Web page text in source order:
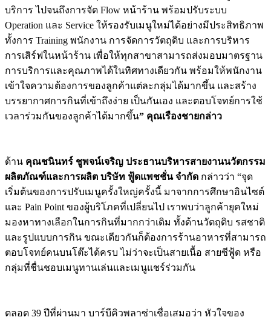
บริการ ไปจนถึงการจัด Flow หน้าร้าน พร้อมปรับระบบ
Operation และ Service ให้รองรับเมนูใหม่ได้อย่างมีประสิทธิภาพ
ทั้งการ Training พนักงาน การจัดการวัตถุดิบ และการบริหาร
การเสิร์ฟในหน้าร้าน เพื่อให้ทุกสาขาสามารถส่งมอบมาตรฐาน
การบริการและคุณภาพได้ในทิศทางเดียวกัน พร้อมให้พนักงาน
เข้าใจความต้องการของลูกค้าแต่ละกลุ่มได้มากขึ้น และสร้าง
บรรยากาศการกินที่เข้าถึงง่าย เป็นกันเอง และตอบโจทย์การใช้
เวลาร่วมกันของลูกค้าได้มากขึ้น” คุณเรืองชายกล่าว
ด้าน คุณชนินทร์ ชูพจน์เจริญ ประธานบริหารสายงานนวัตกรรม
ผลิตภัณฑ์และการผลิต บริษัท ฟู้ดแพชชั่น จำกัด กล่าวว่า “จุด
เริ่มต้นของการปรับเมนูครั้งใหญ่ครั้งนี้ มาจากการศึกษาอินไซต์
และ Pain Point ของผู้บริโภคที่เปลี่ยนไป เราพบว่าลูกค้ายุคใหม่
มองหาทางเลือกในการกินที่มากกว่าเดิม ทั้งด้านวัตถุดิบ รสชาติ
และรูปแบบการกิน ขณะเดียวกันก็ต้องการร้านอาหารที่สามารถ
ตอบโจทย์คนบนโต๊ะได้ครบ ไม่ว่าจะเป็นสายเนื้อ สายซีฟู้ด หรือ
กลุ่มที่ชื่นชอบเมนูทานเล่นและเมนูแชร์ร่วมกัน
ตลอด 39 ปีที่ผ่านมา บาร์บีคิวพลาซ่าเชื่อเสมอว่า หัวใจของ